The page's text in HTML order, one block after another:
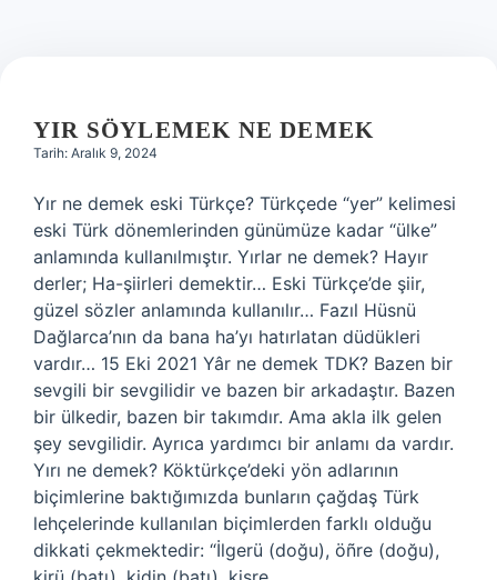
YIR SÖYLEMEK NE DEMEK
Tarih: Aralık 9, 2024
Yır ne demek eski Türkçe? Türkçede “yer” kelimesi
eski Türk dönemlerinden günümüze kadar “ülke”
anlamında kullanılmıştır. Yırlar ne demek? Hayır
derler; Ha-şiirleri demektir… Eski Türkçe’de şiir,
güzel sözler anlamında kullanılır… Fazıl Hüsnü
Dağlarca’nın da bana ha’yı hatırlatan düdükleri
vardır… 15 Eki 2021 Yâr ne demek TDK? Bazen bir
sevgili bir sevgilidir ve bazen bir arkadaştır. Bazen
bir ülkedir, bazen bir takımdır. Ama akla ilk gelen
şey sevgilidir. Ayrıca yardımcı bir anlamı da vardır.
Yırı ne demek? Köktürkçe’deki yön adlarının
biçimlerine baktığımızda bunların çağdaş Türk
lehçelerinde kullanılan biçimlerden farklı olduğu
dikkati çekmektedir: “İlgerü (doğu), öñre (doğu),